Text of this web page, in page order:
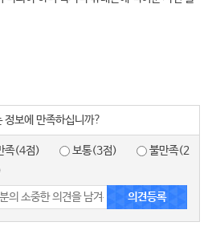
정보에 만족하십니까?
족(4점) 보통(3점)